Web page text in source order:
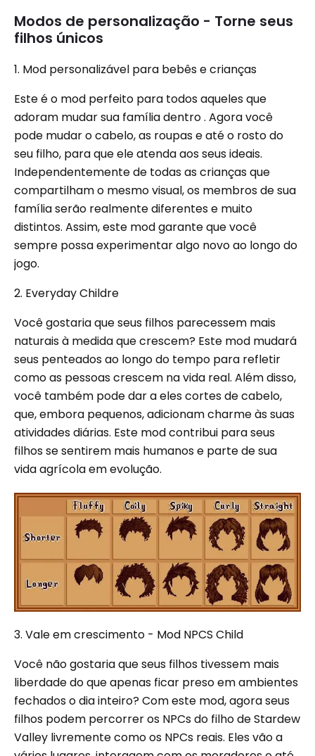
Modos de personalização - Torne seus
filhos únicos
1. Mod personalizável para bebês e crianças
Este é o mod perfeito para todos aqueles que
adoram mudar sua família dentro . Agora você
pode mudar o cabelo, as roupas e até o rosto do
seu filho, para que ele atenda aos seus ideais.
Independentemente de todas as crianças que
compartilham o mesmo visual, os membros de sua
família serão realmente diferentes e muito
distintos. Assim, este mod garante que você
sempre possa experimentar algo novo ao longo do
jogo.
2. Everyday Childre
Você gostaria que seus filhos parecessem mais
naturais à medida que crescem? Este mod mudará
seus penteados ao longo do tempo para refletir
como as pessoas crescem na vida real. Além disso,
você também pode dar a eles cortes de cabelo,
que, embora pequenos, adicionam charme às suas
atividades diárias. Este mod contribui para seus
filhos se sentirem mais humanos e parte de sua
vida agrícola em evolução.
3. Vale em crescimento - Mod NPCS Child
Você não gostaria que seus filhos tivessem mais
liberdade do que apenas ficar preso em ambientes
fechados o dia inteiro? Com este mod, agora seus
filhos podem percorrer os NPCs do filho de Stardew
Valley livremente como os NPCs reais. Eles vão a